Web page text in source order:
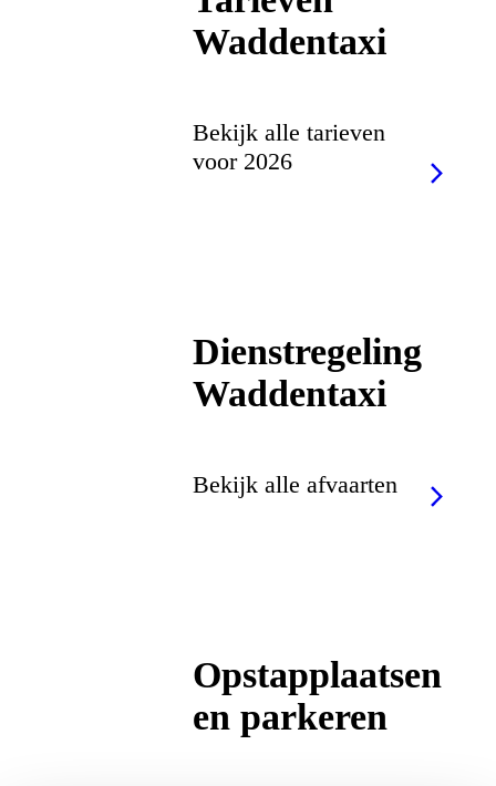
Waddentaxi
Bekijk alle tarieven
voor 2026
Dienstregeling
Waddentaxi
Bekijk alle afvaarten
Opstapplaatsen
en parkeren